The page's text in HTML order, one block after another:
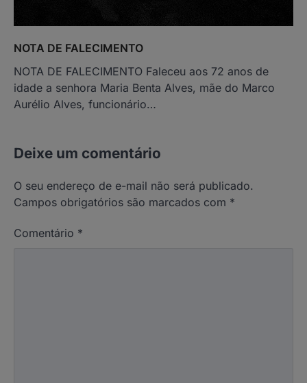
NOTA DE FALECIMENTO
NOTA DE FALECIMENTO Faleceu aos 72 anos de
idade a senhora Maria Benta Alves, mãe do Marco
Aurélio Alves, funcionário…
Deixe um comentário
O seu endereço de e-mail não será publicado.
Campos obrigatórios são marcados com *
Comentário *